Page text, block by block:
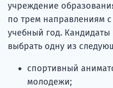
учреждение
по трем направлениям
учебный год. Кандидаты
выбрать одну из
спортивный
молодежи;